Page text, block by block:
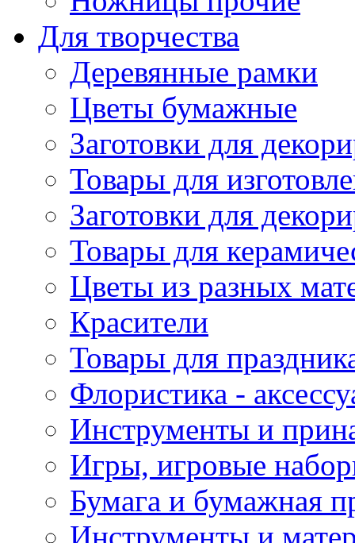
Для творчества
Деревянные рамки
Цветы бумажные
Заготовки для
Товары для
Заготовки для
Товары для
Цветы из разных
Красители
Товары для
Флористика -
Инструменты и
Игры, игровые
Бумага и бумажная
Инструменты и